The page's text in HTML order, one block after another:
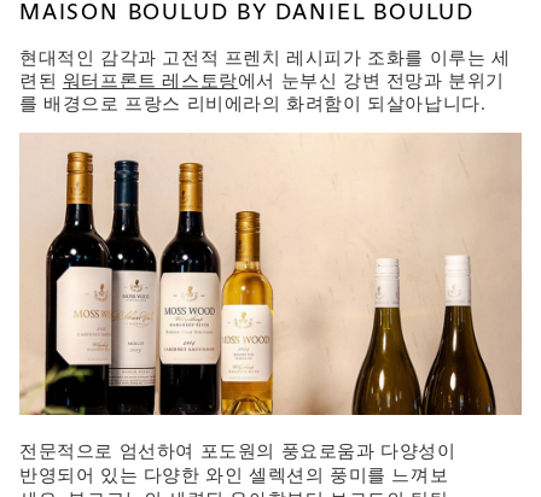
MAISON BOULUD BY DANIEL BOULUD
현대적인 감각과 고전적 프렌치 레시피가 조화를 이루는 세
련된 워터프론트 레스토랑에서 눈부신 강변 전망과 분위기
를 배경으로 프랑스 리비에라의 화려함이 되살아납니다.
전문적으로 엄선하여 포도원의 풍요로움과 다양성이
반영되어 있는 다양한 와인 셀렉션의 풍미를 느껴보